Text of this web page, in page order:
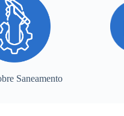
Saneamento